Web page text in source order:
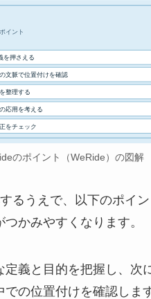
イント
を押さえる
文脈で位置付けを確認
整理する
応用を考える
をチェック
のポイント（WeRide）の図解
るうえで、以下のポイン
かみやすくなります。
定義と目的を把握し、次
での位置付けを確認しま